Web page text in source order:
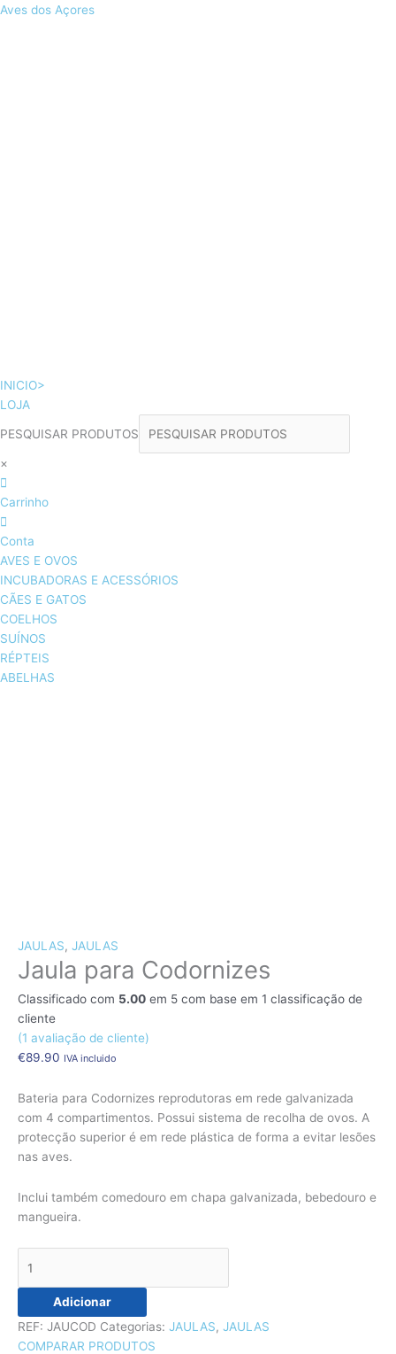
Skip
Aves dos Açores
INICIO>
LOJA
PESQUISAR PRODUTOS
×
Carrinho
Conta
AVES E OVOS
INCUBADORAS E ACESSÓRIOS
CÃES E GATOS
COELHOS
SUÍNOS
RÉPTEIS
ABELHAS
JAULAS, JAULAS
Jaula para Codornizes
Classificado com 5.00 em 5 com base em 1 classificação de
cliente
(1 avaliação de cliente)
€89.90 IVA incluido
Bateria para Codornizes reprodutoras em rede galvanizada
com 4 compartimentos. Possui sistema de recolha de ovos. A
protecção superior é em rede plástica de forma a evitar lesões
nas aves.
Inclui também comedouro em chapa galvanizada, bebedouro e
mangueira.
de
Jaula
para
Codornizes
Adicionar
REF: JAUCOD Categorias: JAULAS, JAULAS
COMPARAR PRODUTOS